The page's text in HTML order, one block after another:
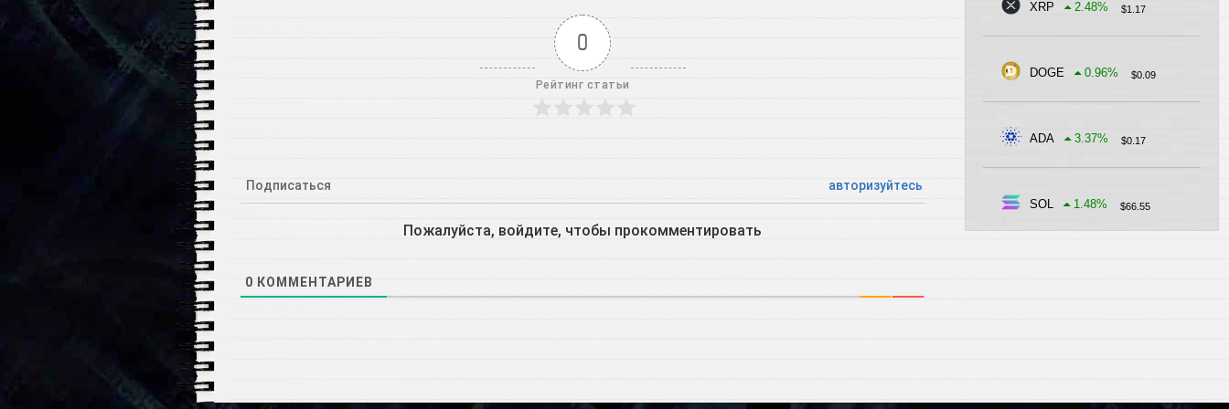
0
Рейтинг статьи
Подписаться авторизуйтесь
Пожалуйста, войдите, чтобы прокомментировать
0 КОММЕНТАРИЕВ
$1.17
XRP 2.48%
$0.09
DOGE 0.96%
$0.17
ADA 3.37%
$66.55
SOL 1.48%